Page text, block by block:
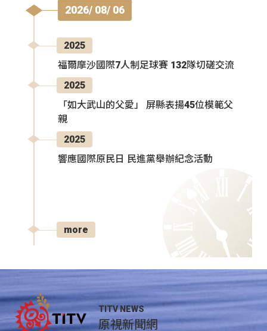
2026/ 08/ 06
2025
福爾摩沙國際7人制足球賽 132隊切磋交流
2025
「如大武山的父愛」 屏縣表揚45位模範父
親
2025
響應國際原民日 民進黨舉辦紀念活動
more
TITV NEWS
原視新聞網